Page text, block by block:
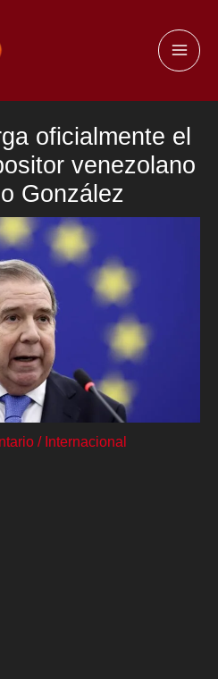
oficialmente el
venezolano
González
/ Internacional